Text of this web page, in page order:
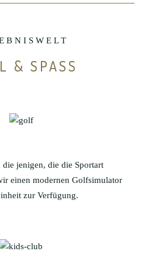
B N I S W E L T
& SPASS
jenigen, die die Sportart
einen modernen Golfsimulator
zur Verfügung.